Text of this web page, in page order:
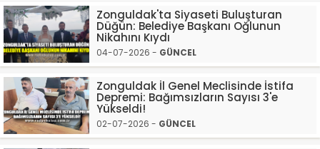
Zonguldak'ta Siyaseti Buluşturan
Düğün: Belediye Başkanı Oğlunun
Nikahını Kıydı
04-07-2026 - GÜNCEL
Zonguldak İl Genel Meclisinde İstifa
Depremi: Bağımsızların Sayısı 3'e
Yükseldi!
02-07-2026 - GÜNCEL